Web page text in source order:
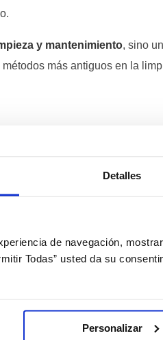
Detalles
de navegación,
Todas” usted da su
Personalizar
y mantenimiento, sino
más antiguos en la